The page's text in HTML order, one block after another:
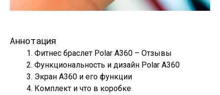
Аннотация
Фитнес браслет Polar A360 – Отзывы
Функциональность и дизайн Polar A360
Экран A360 и его функции
Комплект и что в коробке